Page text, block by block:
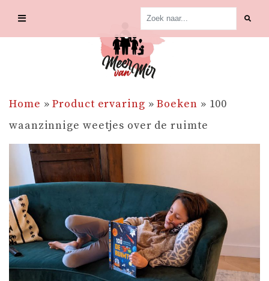
Home »Product ervaring »Boeken » 100
waanzinnige weetjes over de ruimte